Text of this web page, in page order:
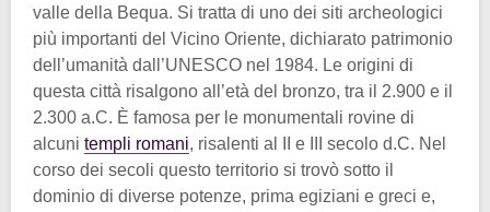
valle della Bequa. Si tratta di uno dei siti archeologici
più importanti del Vicino Oriente, dichiarato patrimonio
dell’umanità dall’UNESCO nel 1984. Le origini di
questa città risalgono all’età del bronzo, tra il 2.900 e il
2.300 a.C. È famosa per le monumentali rovine di
alcuni templi romani, risalenti al II e III secolo d.C. Nel
corso dei secoli questo territorio si trovò sotto il
dominio di diverse potenze, prima egiziani e greci e,